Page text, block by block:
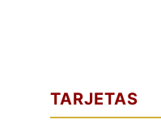
TARJETAS